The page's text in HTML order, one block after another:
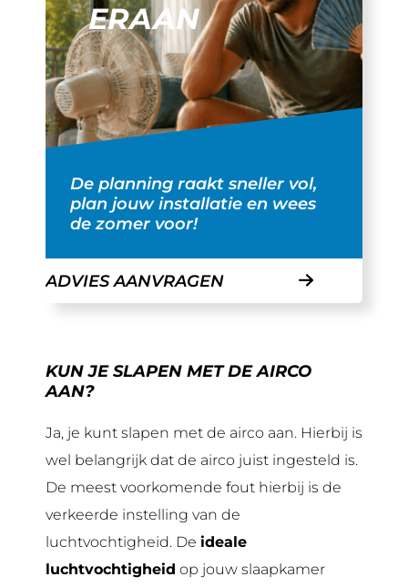
ERAAN
De planning raakt sneller vol,
plan jouw installatie en wees
de zomer voor!
ADVIES AANVRAGEN
KUN JE SLAPEN MET DE AIRCO
AAN?
Ja, je kunt slapen met de airco aan. Hierbij is
wel belangrijk dat de airco juist ingesteld is.
De meest voorkomende fout hierbij is de
verkeerde instelling van de
luchtvochtigheid. De ideale
luchtvochtigheid op jouw slaapkamer